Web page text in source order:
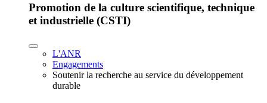
Promotion de la culture scientifique, technique
et industrielle (CSTI)
L'ANR
Engagements
Soutenir la recherche au service du développement
durable